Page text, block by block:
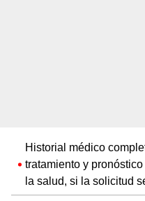
Historial médico
tratamiento y
la salud, si la solicitud